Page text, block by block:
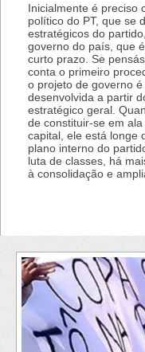
Inicialmente é preciso
político do PT, que se
estratégicos do
governo do país, que
curto prazo. Se
conta o primeiro
o projeto de governo
desenvolvida a partir
estratégico geral.
de constituir-se em
capital, ele está longe
plano interno do
luta de classes, há
à consolidação e